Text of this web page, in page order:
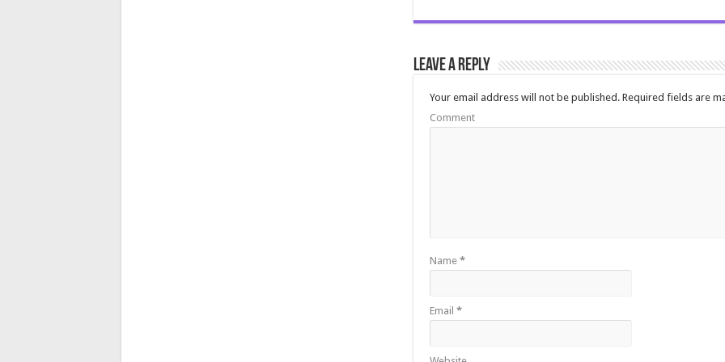
Leave a Reply
Your email address will not be published.Required fields are
Comment
Name *
Email *